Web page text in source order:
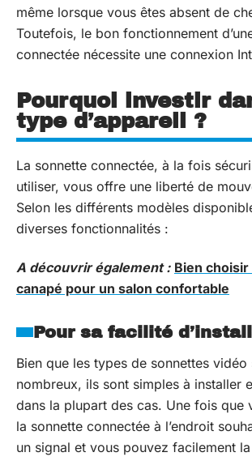
même lorsque vous êtes absent de
Toutefois, le bon fonctionnement
connectée nécessite une connexion
Pourquoi investir
type d’appareil ?
La sonnette connectée, à la fois
utiliser, vous offre une liberté de
Selon les différents modèles
diverses fonctionnalités :
A découvrir également : Bien
canapé pour un salon confortable
Pour sa facilité
Bien que les types de sonnettes vidéo
nombreux, ils sont simples à installer
dans la plupart des cas. Une fois que
la sonnette connectée à l’endroit
un signal et vous pouvez facilement